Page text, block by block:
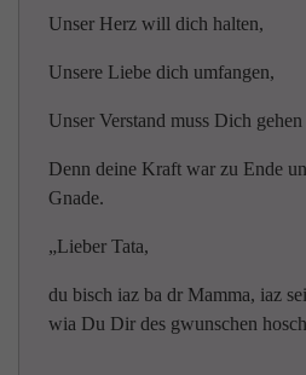
Unser Herz will dich halten,
Unsere Liebe dich umfangen,
Unser Verstand muss Dich gehen
Denn deine Kraft war zu Ende
Gnade.
„Lieber Tata,
du bisch iaz ba dr Mamma, iaz
wia Du Dir des gwunschen